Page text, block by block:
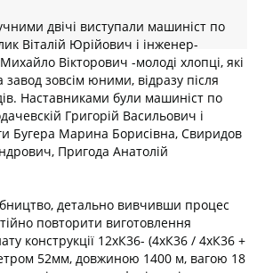
двічі виступали машиніст по
Віталій Юрійович і інженер-
Вікторович -молоді хлопці, які
зовсім юними, відразу після
Наставниками були машиніст по
Григорій Васильович і
Бугера Марина Борисівна, Свиридов
Пригода Анатолій
детально вивчивши процес
повторити виготовлення
конструкції 12хК36- (4хК36 / 4хК36 +
52мм, довжиною 1400 м, вагою 18